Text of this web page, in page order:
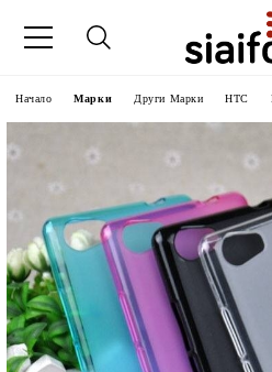
Начало Марки Други Марки HTC